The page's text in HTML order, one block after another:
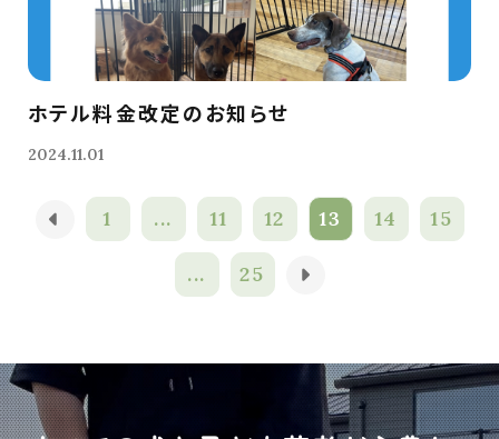
ホテル料金改定のお知らせ
2024.11.01
1 ... 11 12 13 14 15
... 25